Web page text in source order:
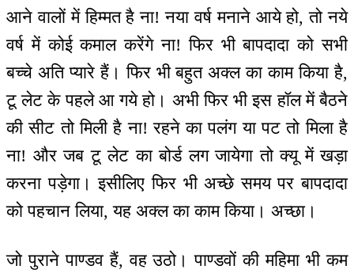
आने वालों में हिम्मत है ना! नया वर्ष मनाने आये हो, तो नये
वर्ष में कोई कमाल करेंगे ना! फिर भी बापदादा को सभी
बच्चे अति प्यारे हैं। फिर भी बहुत अक्ल का काम किया है,
टू लेट के पहले आ गये हो। अभी फिर भी इस हॉल में बैठने
की सीट तो मिली है ना! रहने का पलंग या पट तो मिला है
ना! और जब टू लेट का बोर्ड लग जायेगा तो क्यू में खड़ा
करना पड़ेगा। इसीलिए फिर भी अच्छे समय पर बापदादा
को पहचान लिया, यह अक्ल का काम किया। अच्छा।
जो पुराने पाण्डव हैं, वह उठो। पाण्डवों की महिमा भी कम